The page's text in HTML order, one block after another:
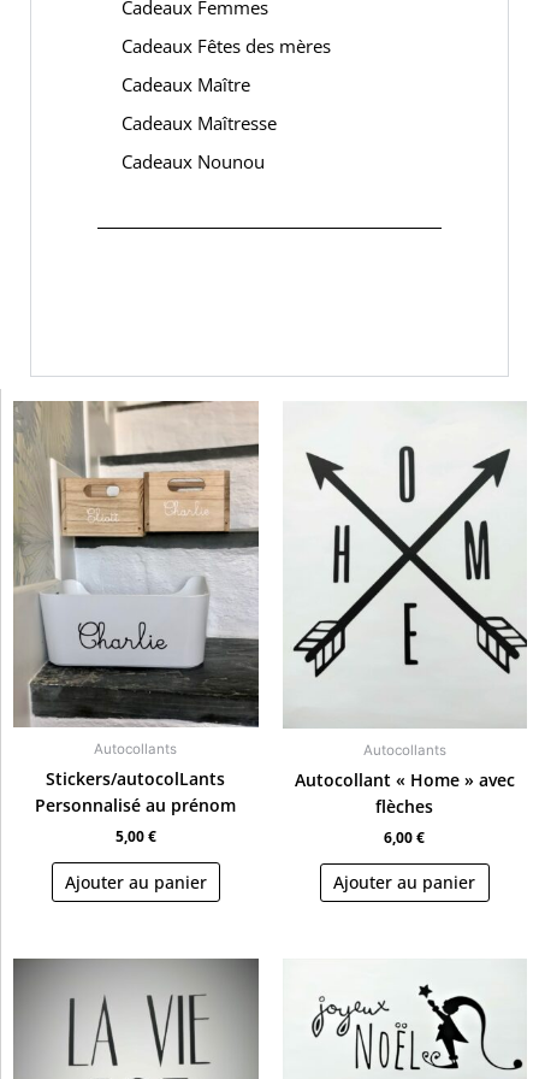
Cadeaux Femmes
Cadeaux Fêtes des mères
Cadeaux Maître
Cadeaux Maîtresse
Cadeaux Nounou
Autocollants
Stickers/autocolLants
Personnalisé au prénom
5,00€
Ajouter au panier
Autocollants
Autocollant « Home » avec
flèches
6,00€
Ajouter au panier